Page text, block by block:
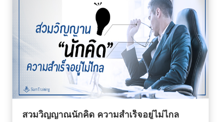
สวมวิญญาณนักคิด ความสำเร็จอยู่ไม่ไกล